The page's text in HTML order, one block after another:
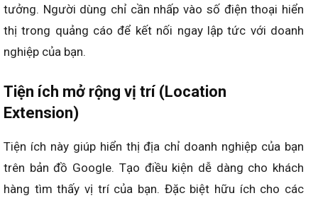
tưởng. Người dùng chỉ cần nhấp vào số điện thoại hiển
thị trong quảng cáo để kết nối ngay lập tức với doanh
nghiệp của bạn.
Tiện ích mở rộng vị trí (Location
Extension)
Tiện ích này giúp hiển thị địa chỉ doanh nghiệp của bạn
trên bản đồ Google. Tạo điều kiện dễ dàng cho khách
hàng tìm thấy vị trí của bạn. Đặc biệt hữu ích cho các